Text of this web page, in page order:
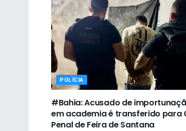
POLÍCIA
#Bahia: Acusado de
em academia é transferido para
Penal de Feira de Santana